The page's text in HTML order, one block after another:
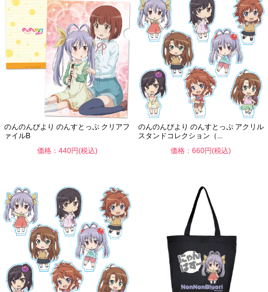
のんのんびより のんすとっぷ クリアフ
ァイルB
価格：440円(税込)
のんのんびより のんすとっぷ アクリル
スタンドコレクション（...
価格：660円(税込)